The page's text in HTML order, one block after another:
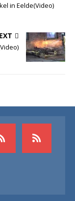
in Eelde(Video)